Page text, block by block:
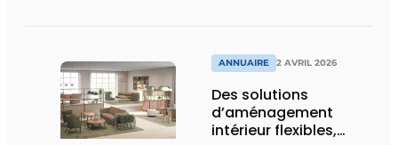
ANNUAIRE 2 AVRIL 2026
Des solutions
d’aménagement
intérieur flexibles,